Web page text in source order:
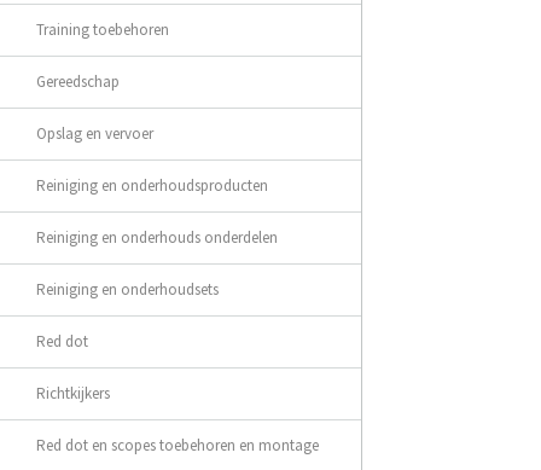
Training toebehoren
Gereedschap
Opslag en vervoer
Reiniging en onderhoudsproducten
Reiniging en onderhouds onderdelen
Reiniging en onderhoudsets
Red dot
Richtkijkers
Red dot en scopes toebehoren en montage